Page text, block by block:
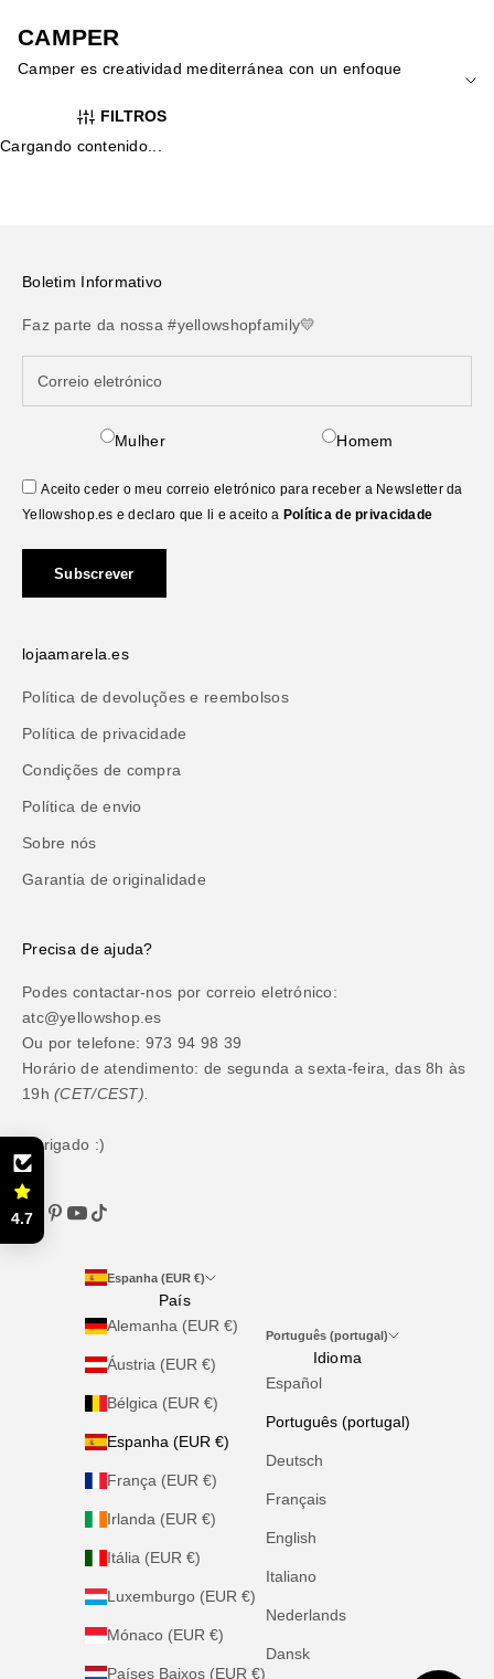
CAMPER
Camper es creatividad mediterránea con un enfoque
diferente que los hace únicos. Perfectos para quienes buscan
salirse de lo típico sin renunciar al confort. Descúbrela en
FILTROS
Cargando contenido...
Boletim Informativo
Faz parte da nossa #yellowshopfamily💛
Mulher Homem
Aceito ceder o meu correio eletrónico para receber a Newsletter da
Yellowshop.es e declaro que li e aceito a Política de privacidade
Subscrever
lojaamarela.es
Política de devoluções e reembolsos
Política de privacidade
Condições de compra
Política de envio
Sobre nós
Garantia de originalidade
Precisa de ajuda?
Podes contactar-nos por correio eletrónico:
atc@yellowshop.es
Ou por telefone: 973 94 98 39
Horário de atendimento: de segunda a sexta-feira, das 8h às
19h(CET/CEST).
Obrigado :)
Espanha (EUR €)
País
Alemanha (EUR €)
Áustria (EUR €)
Bélgica (EUR €)
Espanha (EUR €)
França (EUR €)
Irlanda (EUR €)
Itália (EUR €)
Luxemburgo (EUR €)
Mónaco (EUR €)
Países Baixos (EUR €)
Português (portugal)
Idioma
Español
Português (portugal)
Deutsch
Français
English
Italiano
Nederlands
Dansk
4.7